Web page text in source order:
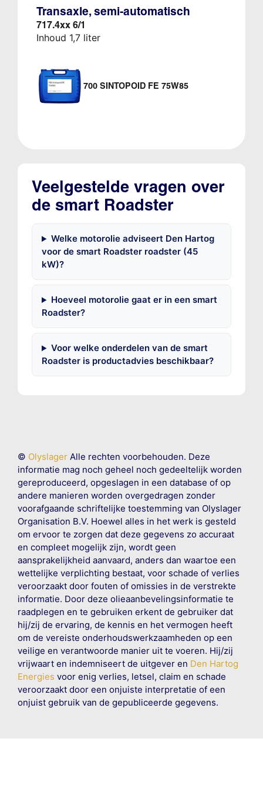
Transaxle, semi-automatisch
717.4xx 6/1
Inhoud 1,7 liter
700 SINTOPOID FE 75W85
Veelgestelde vragen over
de smart Roadster
Welke motorolie adviseert Den Hartog
voor de smart Roadster roadster (45
kW)?
Hoeveel motorolie gaat er in een smart
Roadster?
Voor welke onderdelen van de smart
Roadster is productadvies beschikbaar?
© OlyslagerAlle rechten voorbehouden. Deze
informatie mag noch geheel noch gedeeltelijk worden
gereproduceerd, opgeslagen in een database of op
andere manieren worden overgedragen zonder
voorafgaande schriftelijke toestemming van Olyslager
Organisation B.V. Hoewel alles in het werk is gesteld
om ervoor te zorgen dat deze gegevens zo accuraat
en compleet mogelijk zijn, wordt geen
aansprakelijkheid aanvaard, anders dan waartoe een
wettelijke verplichting bestaat, voor schade of verlies
veroorzaakt door fouten of omissies in de verstrekte
informatie. Door deze olieaanbevelingsinformatie te
raadplegen en te gebruiken erkent de gebruiker dat
hij/zij de ervaring, de kennis en het vermogen heeft
om de vereiste onderhoudswerkzaamheden op een
veilige en verantwoorde manier uit te voeren. Hij/zij
vrijwaart en indemniseert de uitgever en Den Hartog
Energies voor enig verlies, letsel, claim en schade
veroorzaakt door een onjuiste interpretatie of een
onjuist gebruik van de gepubliceerde gegevens.